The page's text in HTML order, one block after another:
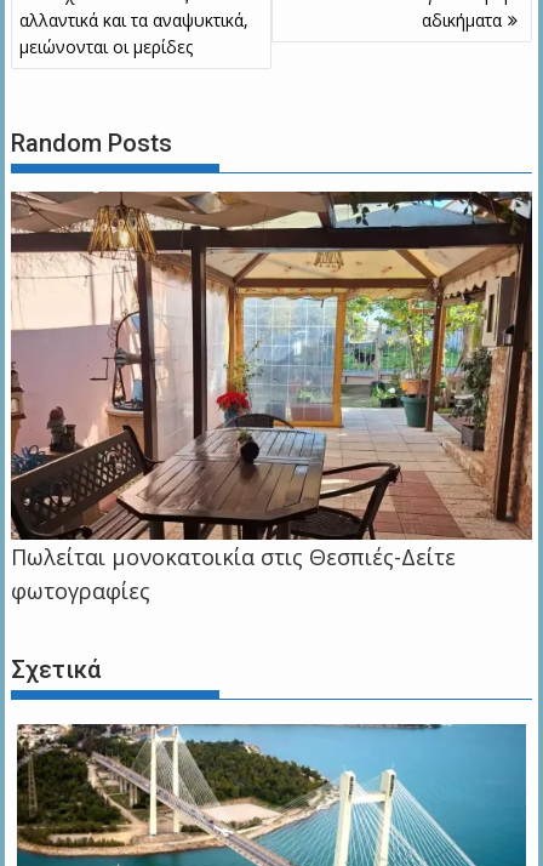
αλλαντικά και τα αναψυκτικά,
μειώνονται οι μερίδες
αδικήματα
Random Posts
Πωλείται μονοκατοικία στις Θεσπιές-Δείτε
φωτογραφίες
Σχετικά